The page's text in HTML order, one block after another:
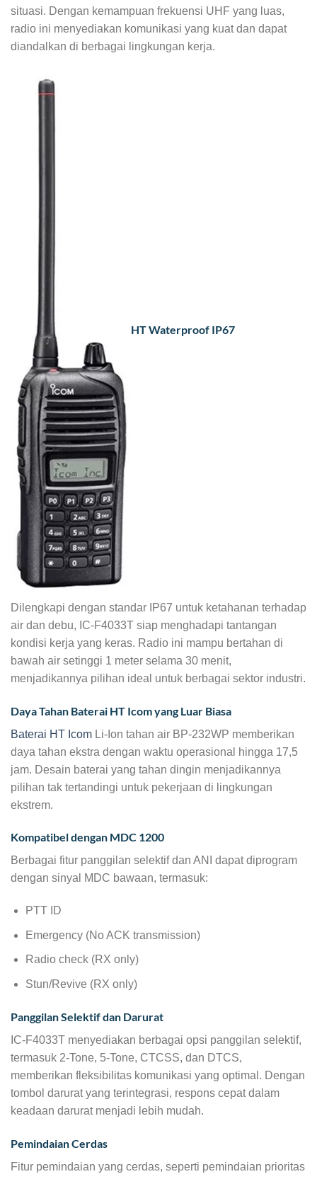
situasi. Dengan kemampuan frekuensi UHF yang luas,
radio ini menyediakan komunikasi yang kuat dan dapat
diandalkan di berbagai lingkungan kerja.
HT Waterproof IP67
Dilengkapi dengan standar IP67 untuk ketahanan terhadap
air dan debu, IC-F4033T siap menghadapi tantangan
kondisi kerja yang keras. Radio ini mampu bertahan di
bawah air setinggi 1 meter selama 30 menit,
menjadikannya pilihan ideal untuk berbagai sektor industri.
Daya Tahan Baterai HT Icom yang Luar Biasa
Baterai HT Icom Li-Ion tahan air BP-232WP memberikan
daya tahan ekstra dengan waktu operasional hingga 17,5
jam. Desain baterai yang tahan dingin menjadikannya
pilihan tak tertandingi untuk pekerjaan di lingkungan
ekstrem.
Kompatibel dengan MDC 1200
Berbagai fitur panggilan selektif dan ANI dapat diprogram
dengan sinyal MDC bawaan, termasuk:
PTT ID
Emergency (No ACK transmission)
Radio check (RX only)
Stun/Revive (RX only)
Panggilan Selektif dan Darurat
IC-F4033T menyediakan berbagai opsi panggilan selektif,
termasuk 2-Tone, 5-Tone, CTCSS, dan DTCS,
memberikan fleksibilitas komunikasi yang optimal. Dengan
tombol darurat yang terintegrasi, respons cepat dalam
keadaan darurat menjadi lebih mudah.
Pemindaian Cerdas
Fitur pemindaian yang cerdas, seperti pemindaian prioritas